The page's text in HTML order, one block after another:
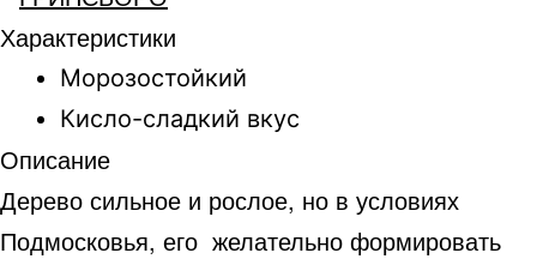
Характеристики
Морозостойкий
Кисло-сладкий вкус
Описание
Дерево сильное и рослое, но в условиях
Подмосковья, его желательно формировать